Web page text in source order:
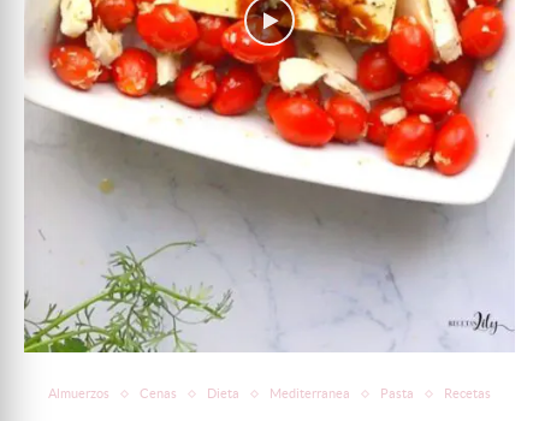
Almuerzos Cenas Dieta Mediterranea Pasta Recetas